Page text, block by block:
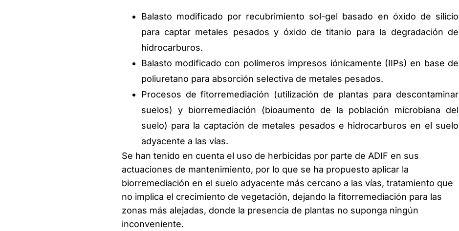
Balasto modificado por recubrimiento sol-gel basado en óxido de silicio
para captar metales pesados y óxido de titanio para la degradación de
hidrocarburos.
Balasto modificado con polímeros impresos iónicamente (IIPs) en base de
poliuretano para absorción selectiva de metales pesados.
Procesos de fitorremediación (utilización de plantas para descontaminar
suelos) y biorremediación (bioaumento de la población microbiana del
suelo) para la captación de metales pesados e hidrocarburos en el suelo
adyacente a las vías.
Se han tenido en cuenta el uso de herbicidas por parte de ADIF en sus
actuaciones de mantenimiento, por lo que se ha propuesto aplicar la
biorremediación en el suelo adyacente más cercano a las vías, tratamiento que
no implica el crecimiento de vegetación, dejando la fitorremediación para las
zonas más alejadas, donde la presencia de plantas no suponga ningún
inconveniente.